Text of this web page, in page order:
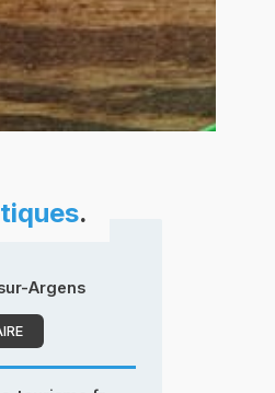
.
Argens